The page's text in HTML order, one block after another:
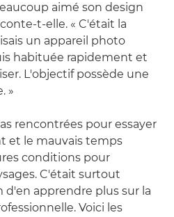
aimé son design
t-elle. « C'était la
un appareil photo
habituée rapidement et
L'objectif possède une
»
rencontrées pour essayer
et le mauvais temps
conditions pour
C'était surtout
d'en apprendre plus sur la
Voici les